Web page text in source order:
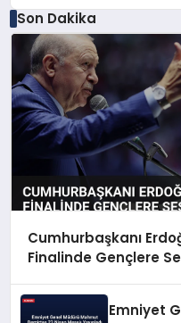
Son Dakika
Cumhurbaşkanı
Finalinde Gençlere
Emniyet